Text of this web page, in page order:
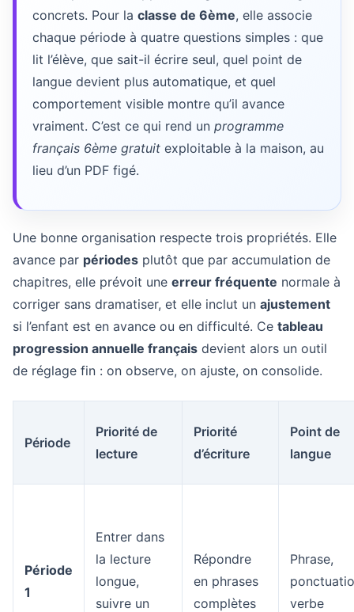
concrets. Pour la classe de 6ème, elle associe
chaque période à quatre questions simples : que
lit l’élève, que sait-il écrire seul, quel point de
langue devient plus automatique, et quel
comportement visible montre qu’il avance
vraiment. C’est ce qui rend un programme
français 6ème gratuit exploitable à la maison, au
lieu d’un PDF figé.
Une bonne organisation respecte trois propriétés. Elle
avance par périodes plutôt que par accumulation de
chapitres, elle prévoit une erreur fréquente normale à
corriger sans dramatiser, et elle inclut un ajustement
si l’enfant est en avance ou en difficulté. Ce tableau
progression annuelle français devient alors un outil
de réglage fin : on observe, on ajuste, on consolide.
Période
Priorité de
lecture
Priorité
d’écriture
Point de
langue
Période
1
Entrer dans
la lecture
longue,
suivre un
Répondre
en phrases
complètes
Phrase,
verbe